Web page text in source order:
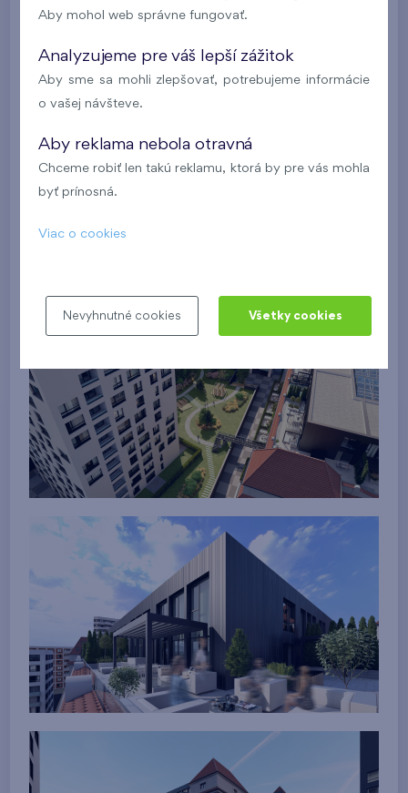
Aby mohol web správne fungovať.
Analyzujeme pre váš lepší zážitok
Aby sme sa mohli zlepšovať, potrebujeme informácie
o vašej návšteve.
Aby reklama nebola otravná
Chceme robiť len takú reklamu, ktorá by pre vás mohla
byť prínosná.
Viac o cookies
Nevyhnutné cookies Všetky cookies